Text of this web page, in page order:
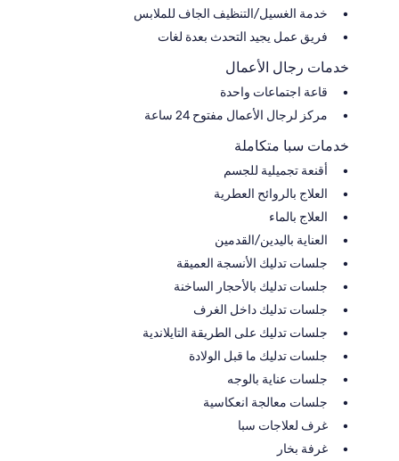
خدمة الغسيل/التنظيف الجاف للملابس
فريق عمل يجيد التحدث بعدة لغات
خدمات رجال الأعمال
قاعة اجتماعات واحدة
مركز لرجال الأعمال مفتوح 24 ساعة
خدمات سبا متكاملة
أقنعة تجميلية للجسم
العلاج بالروائح العطرية
العلاج بالماء
العناية باليدين/القدمين
جلسات تدليك الأنسجة العميقة
جلسات تدليك بالأحجار الساخنة
جلسات تدليك داخل الغرف
جلسات تدليك على الطريقة التايلاندية
جلسات تدليك ما قبل الولادة
جلسات عناية بالوجه
جلسات معالجة انعكاسية
غرف لعلاجات سبا
غرفة بخار